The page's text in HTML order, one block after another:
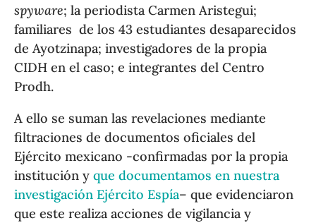
spyware; la periodista Carmen Aristegui;
familiares de los 43 estudiantes desaparecidos
de Ayotzinapa; investigadores de la propia
CIDH en el caso; e integrantes del Centro
Prodh.
A ello se suman las revelaciones mediante
filtraciones de documentos oficiales del
Ejército mexicano -confirmadas por la propia
institución yque documentamos en nuestra
investigación Ejército Espía– que evidenciaron
que este realiza acciones de vigilancia y